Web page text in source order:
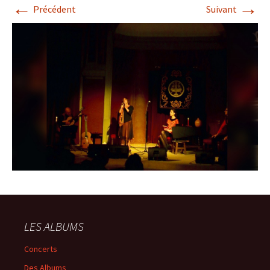
← Précédent Suivant →
LES ALBUMS
Concerts
Des Albums